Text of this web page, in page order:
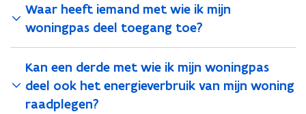
Waar heeft iemand met wie ik mijn
woningpas deel toegang toe?
Kan een derde met wie ik mijn woningpas
deel ook het energieverbruik van mijn woning
raadplegen?